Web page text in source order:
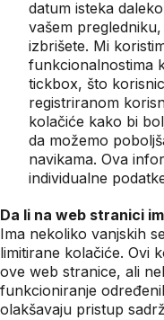
datum isteka
vašem
izbrišete. Mi
funkcionalnostima
tickbox, što
registriranom
kolačiće kako bi
da možemo
navikama. Ova
individualne
Da li na web stranici
Ima nekoliko vanjskih
limitirane kolačiće. Ovi
ove web stranice, ali
funkcioniranje
olakšavaju pristup